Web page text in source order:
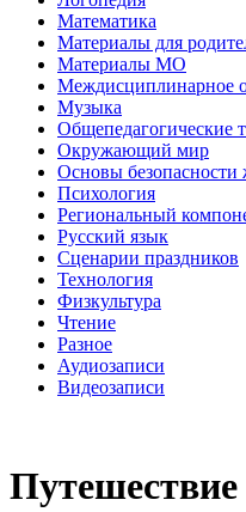
Математика
Материалы для
Материалы МО
Междисциплинарное
Музыка
Общепедагогические
Окружающий мир
Основы безопасности
Психология
Региональный
Русский язык
Сценарии праздников
Технология
Физкультура
Чтение
Разное
Аудиозаписи
Видеозаписи